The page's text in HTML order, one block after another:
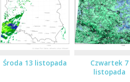
Środa 13 listopada
Czwartek 7
listopada